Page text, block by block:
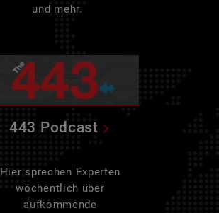
und mehr.
443 Podcast
Hier sprechen Experten
wöchentlich über
aufkommende